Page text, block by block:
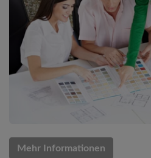
Mehr Informationen